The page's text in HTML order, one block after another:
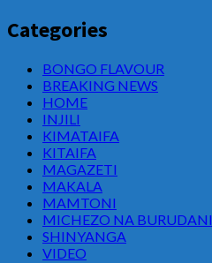
Categories
BONGO FLAVOUR
BREAKING NEWS
HOME
INJILI
KIMATAIFA
KITAIFA
MAGAZETI
MAKALA
MAMTONI
MICHEZO NA BURUDANI
SHINYANGA
VIDEO